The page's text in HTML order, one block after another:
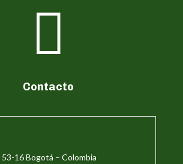

Contacto
16 Bogotá – Colombia